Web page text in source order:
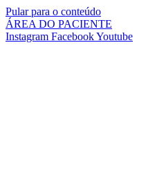
Pular para o conteúdo
ÁREA DO PACIENTE
Instagram FacebookYoutube